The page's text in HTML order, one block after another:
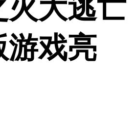
火大逃亡
游戏亮